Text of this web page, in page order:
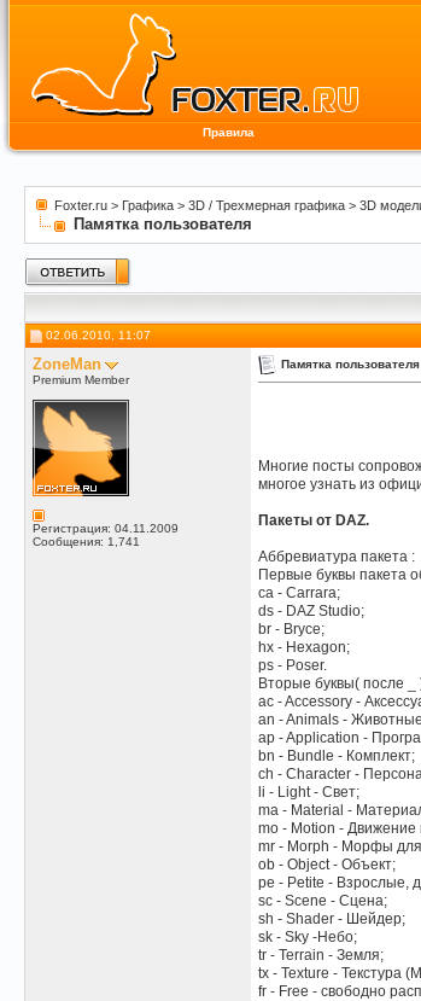
Правила
Foxter.ru > Графика > 3D / Трехмерная графика > 3D
Памятка пользователя
02.06.2010, 11:07
ZoneMan
Premium Member
Регистрация: 04.11.2009
Сообщения: 1,741
Памятка пользователя
Многие посты
многое узнать из
Пакеты от DAZ.
Аббревиатура пакета :
Первые буквы пакета
ca - Carrara;
ds - DAZ Studio;
br - Bryce;
hx - Hexagon;
ps - Poser.
Вторые буквы( после _
ac - Accessory -
an - Animals -
ap - Application -
bn - Bundle - Комплект;
ch - Character -
li - Light - Свет;
ma - Material -
mo - Motion - Движение
mr - Morph - Морфы
ob - Object - Объект;
pe - Petite - Взрослые,
sc - Scene - Сцена;
sh - Shader - Шейдер;
sk - Sky -Небо;
tr - Terrain - Земля;
tx - Texture - Текстура
fr - Free - свободно